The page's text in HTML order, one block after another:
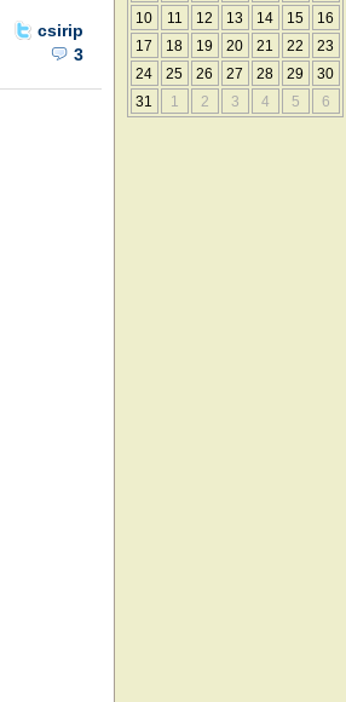
csirip
3
10
11 12 13 14 15
16
17
18 19 20 21 22
23
24
25 26 27 28 29
30
31
1 2 3 4 5 6